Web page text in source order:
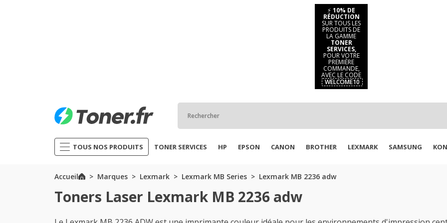
⚡ 10% DE
RÉDUCTION
SUR TOUS LES
PRODUITS DE
LA GAMME
TONER
SERVICES,
POUR VOTRE
PREMIÈRE
COMMANDE,
AVEC LE CODE
WELCOME10
TOUS NOS PRODUITS TONER SERVICES HP EPSON CANON BROTHER LEXMARK SAMSUNG
Accueil Marques Lexmark Lexmark MB Series Lexmark MB 2236 adw
Toners Laser Lexmark MB 2236 adw